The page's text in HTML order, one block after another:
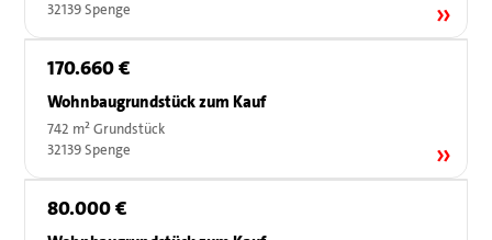
32139 Spenge
170.660 €
Wohnbaugrundstück zum Kauf
742 m² Grundstück
32139 Spenge
80.000 €